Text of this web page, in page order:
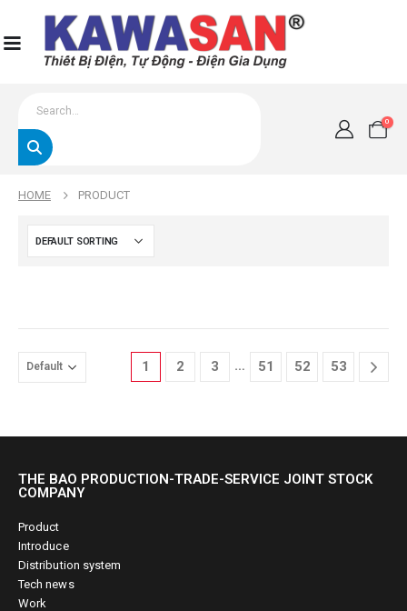
0
HOME PRODUCT
1 2 3 … 51 52 53
THE BAO PRODUCTION-TRADE-SERVICE JOINT STOCK
COMPANY
Product
Introduce
Distribution system
Tech news
Work